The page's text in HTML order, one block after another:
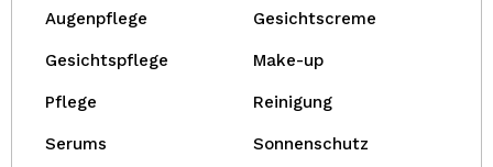
Augenpflege Gesichtscreme
Gesichtspflege Make-up
Pflege Reinigung
Serums Sonnenschutz